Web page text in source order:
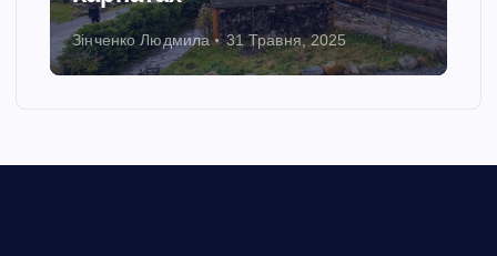
Зінченко Людмила 31 Травня, 2025